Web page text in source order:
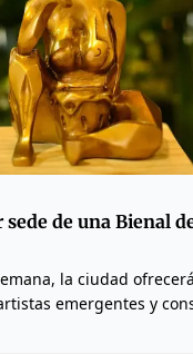
sede de una Bienal
la ciudad
emergentes y